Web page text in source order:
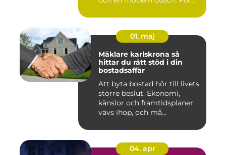
01. maj
Mäklare karlskrona så
hittar du rätt stöd i din
bostadsaffär
Att byta bostad hör till livets
större beslut. Ekonomi,
känslor och framtidsplaner
vävs ihop, och må...
04. apr